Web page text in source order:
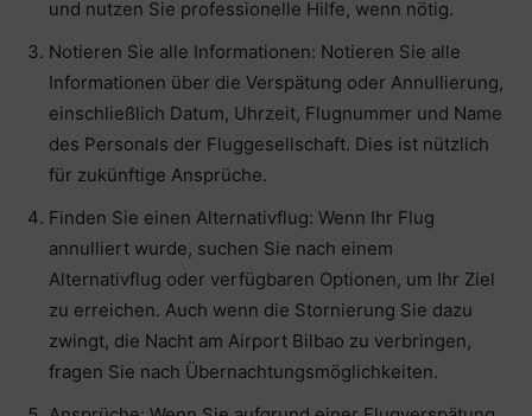
und nutzen Sie professionelle Hilfe, wenn nötig.
Notieren Sie alle Informationen: Notieren Sie alle
Informationen über die Verspätung oder Annullierung,
einschließlich Datum, Uhrzeit, Flugnummer und Name
des Personals der Fluggesellschaft. Dies ist nützlich
für zukünftige Ansprüche.
Finden Sie einen Alternativflug: Wenn Ihr Flug
annulliert wurde, suchen Sie nach einem
Alternativflug oder verfügbaren Optionen, um Ihr Ziel
zu erreichen. Auch wenn die Stornierung Sie dazu
zwingt, die Nacht am Airport Bilbao zu verbringen,
fragen Sie nach Übernachtungsmöglichkeiten.